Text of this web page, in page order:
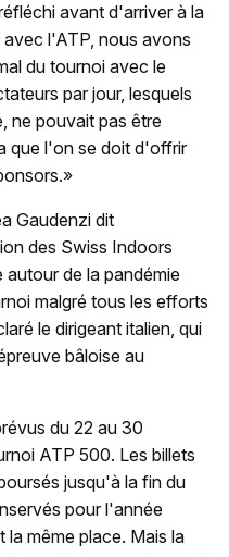
avant d'arriver à la
l'ATP, nous avons
du tournoi avec le
par jour, lesquels
ne pouvait pas être
que l'on se doit d'offrir
Gaudenzi dit
des Swiss Indoors
de la pandémie
malgré tous les efforts
le dirigeant italien, qui
bâloise au
du 22 au 30
ATP 500. Les billets
jusqu'à la fin du
pour l'année
la même place. Mais la